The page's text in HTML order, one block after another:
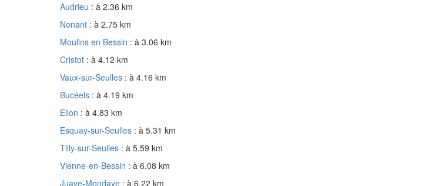
Audrieu : à 2.36 km
Nonant : à 2.75 km
Moulins en Bessin : à 3.06 km
Cristot : à 4.12 km
Vaux-sur-Seulles : à 4.16 km
Bucéels : à 4.19 km
Ellon : à 4.83 km
Esquay-sur-Seulles : à 5.31 km
Tilly-sur-Seulles : à 5.59 km
Vienne-en-Bessin : à 6.08 km
Juaye-Mondaye : à 6.22 km